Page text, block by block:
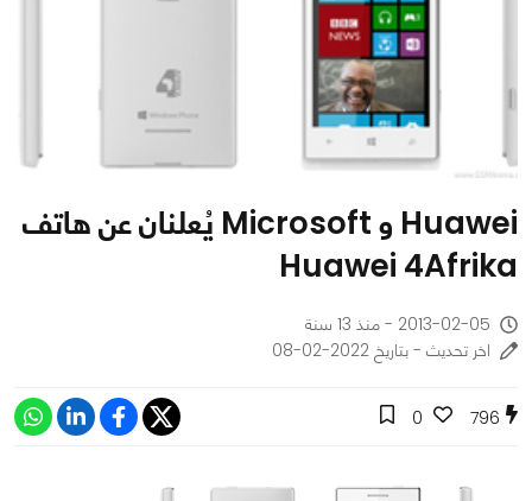
Huawei و Microsoft يُعلنان عن هاتف
Huawei 4Afrika
2013-02-05 - منذ 13 سنة
اخر تحديث - بتاريخ 2022-02-08
796
0